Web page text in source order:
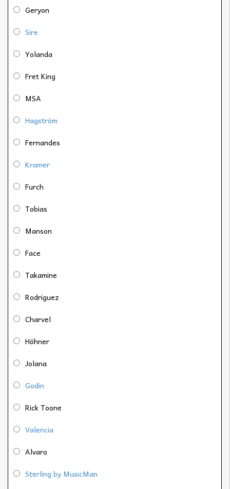
Geryon
Sire
Yolanda
Fret King
MSA
Hagström
Fernandes
Kramer
Furch
Tobias
Manson
Face
Takamine
Rodriguez
Charvel
Höhner
Jolana
Godin
Rick Toone
Valencia
Alvaro
Sterling by MusicMan